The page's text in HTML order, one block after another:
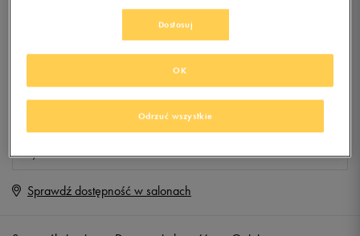
KLUBIE 50 STYLE
Produkt niedostępny
Jeśli artykuł będzie ponownie dostępny, otrzymasz od nas powiadomienie.
Wybierz rozmiar
Rozmiary EU
35,5
Sprawdź dostępność w salonach
Dostosuj
Odrzuć wszystkie
OK